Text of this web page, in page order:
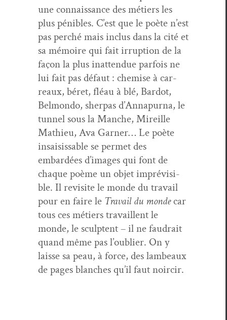
une con­nais­sance des métiers les
plus pénibles. C’est que le poète n’est
pas per­ché mais inclus dans la cité et
sa mémoire qui fait irrup­tion de la
façon la plus inat­ten­due par­fois ne
lui fait pas défaut : chemise à car­
reaux, béret, fléau à blé, Bar­dot,
Bel­mon­do, sher­pas d’Annapurna, le
tun­nel sous la Manche, Mireille
Math­ieu, Ava Gar­ner… Le poète
insai­siss­able se per­met des
embardées d’images qui font de
chaque poème un objet imprévis­i­
ble. Il revis­ite le monde du tra­vail
pour en faire le Tra­vail du mondecar
tous ces métiers tra­vail­lent le
monde, le sculptent – il ne faudrait
quand même pas l’oublier. On y
laisse sa peau, à force, des lam­beaux
de pages blanch­es qu’il faut noircir.